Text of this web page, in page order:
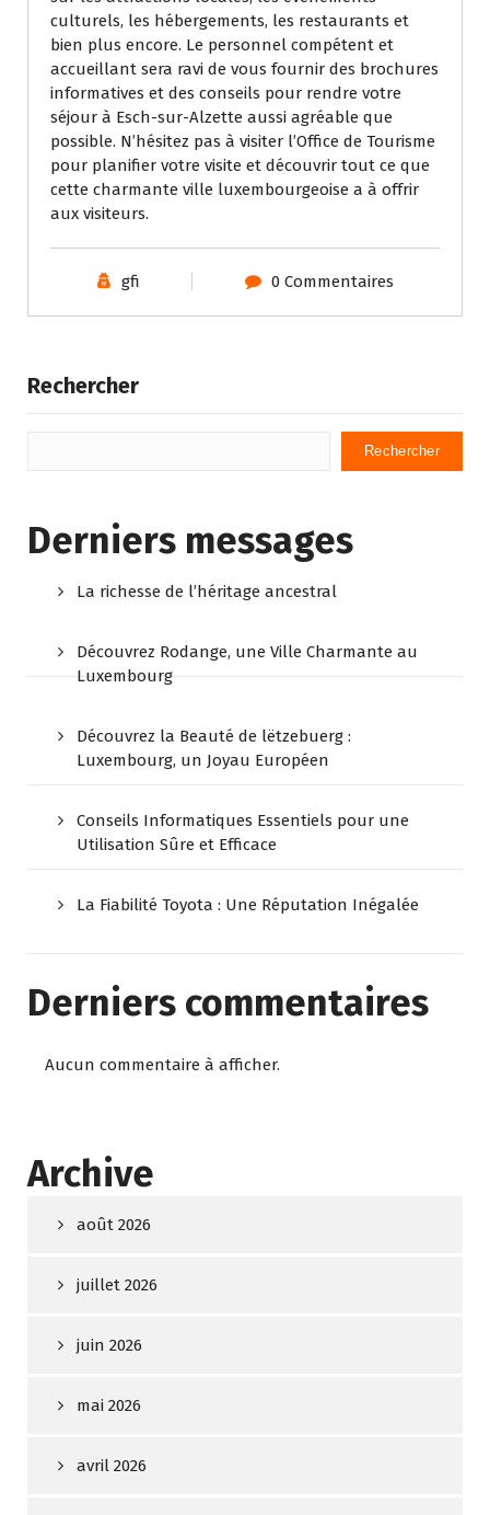
culturels, les hébergements, les restaurants et
bien plus encore. Le personnel compétent et
accueillant sera ravi de vous fournir des brochures
informatives et des conseils pour rendre votre
séjour à Esch-sur-Alzette aussi agréable que
possible. N’hésitez pas à visiter l’Office de Tourisme
pour planifier votre visite et découvrir tout ce que
cette charmante ville luxembourgeoise a à offrir
aux visiteurs.
gfi 0 Commentaires
Rechercher
Rechercher
Derniers messages
La richesse de l’héritage ancestral
Découvrez Rodange, une Ville Charmante au
Luxembourg
Découvrez la Beauté de lëtzebuerg :
Luxembourg, un Joyau Européen
Conseils Informatiques Essentiels pour une
Utilisation Sûre et Efficace
La Fiabilité Toyota : Une Réputation Inégalée
Derniers commentaires
Aucun commentaire à afficher.
Archive
août 2026
juillet 2026
juin 2026
mai 2026
avril 2026